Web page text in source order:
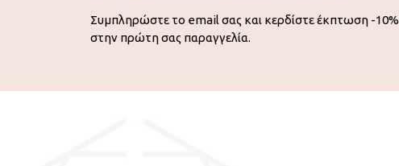
Συμπληρώστε το email σας και κερδίστε έκπτωση -10%
στην πρώτη σας παραγγελία.